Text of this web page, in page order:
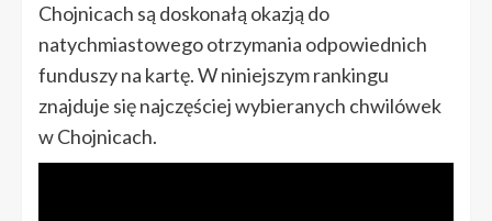
Chojnicach są doskonałą okazją do
natychmiastowego otrzymania odpowiednich
funduszy na kartę. W niniejszym rankingu
znajduje się najczęściej wybieranych chwilówek
w Chojnicach.